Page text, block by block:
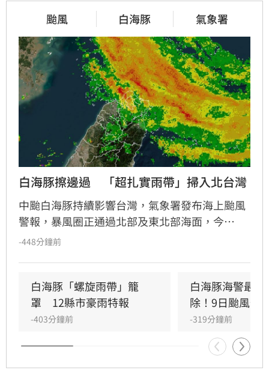
颱風 白海豚 氣象署
白海豚擦邊過　「超扎實雨帶」掃入北台灣
中颱白海豚持續影響台灣，氣象署發布海上颱風
警報，暴風圈正通過北部及東北部海面，今
（9）日凌晨至上午影響最劇。氣象署針對12縣
毫米。各地風力強勁，彭佳嶼測得13級強陣風。
預計午後颱風逐漸遠離，但隨著颱風登陸中國，
西南風將隨之增強，南部地區入夜後雨勢轉趨明
顯，未來一週中南部需留意持續性的多雨天氣，
請民眾務必做好防颱準備，並留意最新氣象資訊
以策安全。
-448分鐘前
白海豚「螺旋雨帶」籠
罩　12縣市豪雨特報
-403分鐘前
白海豚海警最
除！9日颱風假
-319分鐘前